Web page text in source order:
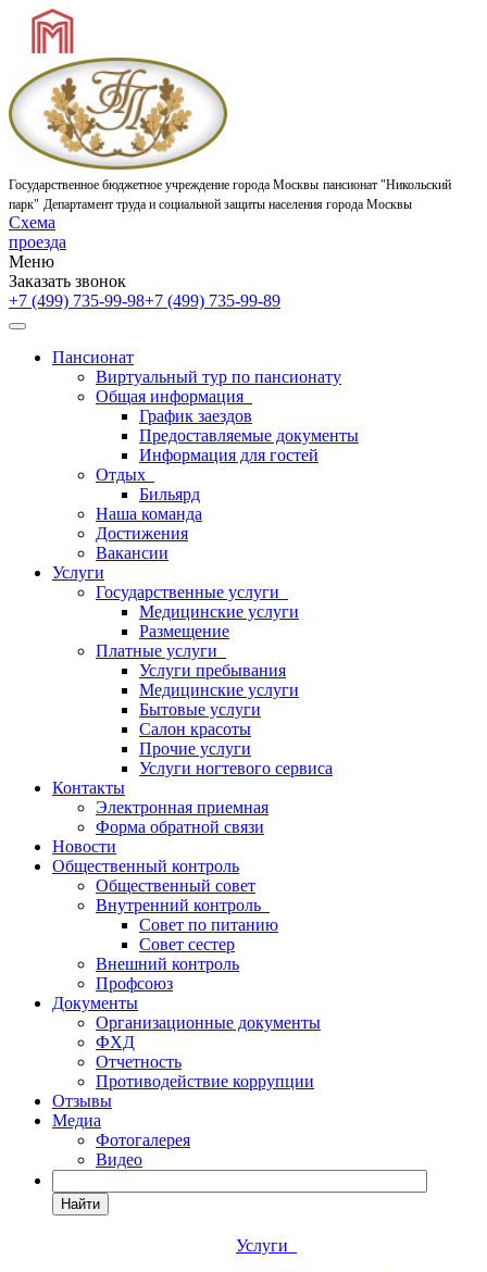
Государственное бюджетное учреждение города Москвы пансионат "Никольский
парк" Департамент труда и социальной защиты населения города Москвы
Схема
проезда
Меню
Заказать звонок
+7 (499) 735-99-98+7 (499) 735-99-89
Пансионат
Виртуальный тур по пансионату
Общая информация
График заездов
Предоставляемые документы
Информация для гостей
Отдых
Бильярд
Наша команда
Достижения
Вакансии
Услуги
Государственные услуги
Медицинские услуги
Размещение
Платные услуги
Услуги пребывания
Медицинские услуги
Бытовые услуги
Салон красоты
Прочие услуги
Услуги ногтевого сервиса
Контакты
Электронная приемная
Форма обратной связи
Новости
Общественный контроль
Общественный совет
Внутренний контроль
Совет по питанию
Совет сестер
Внешний контроль
Профсоюз
Документы
Организационные документы
ФХД
Отчетность
Противодействие коррупции
Отзывы
Медиа
Фотогалерея
Видео
Найти
Услуги